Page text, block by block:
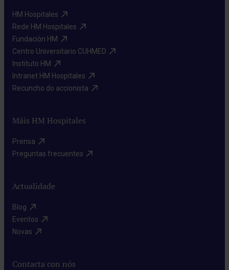
HM Hospitales​
Rede HM Hospitales​
Fundación HM​
Centro Universitario CUHMED​
Instituto HM​
Intranet HM Hospitales​
Recuncho do accionista​
Máis HM Hospitales
Prensa​
Preguntas frecuentes​
Actualidade
Blog​
Eventos​
Novas​
Contacta con nós